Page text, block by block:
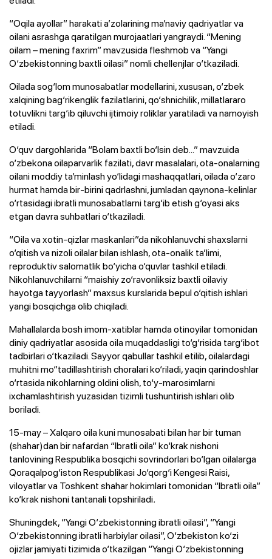
“Oqila ayollar” harakati a’zolarining ma’naviy qadriyatlar va
oilani asrashga qaratilgan murojaatlari yangraydi. “Mening
oilam – mening faxrim” mavzusida fleshmob va “Yangi
O‘zbekistonning baxtli oilasi” nomli chellenjlar o‘tkaziladi.
Oilada sog‘lom munosabatlar modellarini, xususan, o‘zbek
xalqining bag‘rikenglik fazilatlarini, qo‘shnichilik, millatlararo
totuvlikni targ‘ib qiluvchi ijtimoiy roliklar yaratiladi va namoyish
etiladi.
O‘quv dargohlarida “Bolam baxtli bo‘lsin deb...” mavzuida
o‘zbekona oilaparvarlik fazilati, davr masalalari, ota-onalarning
oilani moddiy ta’minlash yo‘lidagi mashaqqatlari, oilada o‘zaro
hurmat hamda bir-birini qadrlashni, jumladan qaynona-kelinlar
o‘rtasidagi ibratli munosabatlarni targ‘ib etish g‘oyasi aks
etgan davra suhbatlari o‘tkaziladi.
“Oila va xotin-qizlar maskanlari”da nikohlanuvchi shaxslarni
o‘qitish va nizoli oilalar bilan ishlash, ota-onalik ta’limi,
reproduktiv salomatlik bo‘yicha o‘quvlar tashkil etiladi.
Nikohlanuvchilarni “maishiy zo‘ravonliksiz baxtli oilaviy
hayotga tayyorlash” maxsus kurslarida bepul o‘qitish ishlari
yangi bosqichga olib chiqiladi.
Mahallalarda bosh imom-xatiblar hamda otinoyilar tomonidan
diniy qadriyatlar asosida oila muqaddasligi to‘g‘risida targ‘ibot
tadbirlari o‘tkaziladi. Sayyor qabullar tashkil etilib, oilalardagi
muhitni mo‘’tadillashtirish choralari ko‘riladi, yaqin qarindoshlar
o‘rtasida nikohlarning oldini olish, to‘y-marosimlarni
ixchamlashtirish yuzasidan tizimli tushuntirish ishlari olib
boriladi.
15-may – Xalqaro oila kuni munosabati bilan har bir tuman
(shahar)dan bir nafardan “Ibratli oila” ko‘krak nishoni
tanlovining Respublika bosqichi sovrindorlari bo‘lgan oilalarga
Qoraqalpog‘iston Respublikasi Jo‘qorg‘i Kengesi Raisi,
viloyatlar va Toshkent shahar hokimlari tomonidan “Ibratli oila”
ko‘krak nishoni tantanali topshiriladi.
Shuningdek, “Yangi O‘zbekistonning ibratli oilasi”, “Yangi
O‘zbekistonning ibratli harbiylar oilasi”, O‘zbekiston ko‘zi
ojizlar jamiyati tizimida o‘tkazilgan “Yangi O‘zbekistonning